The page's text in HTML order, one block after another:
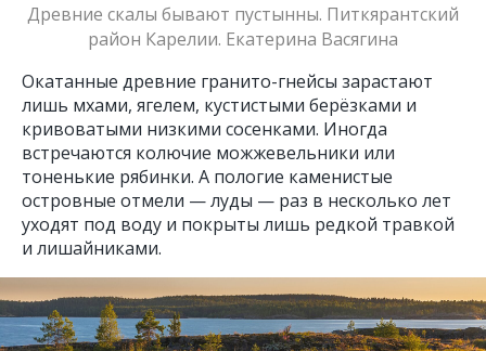
Древние скалы бывают пустынны. Питкярантский
район Карелии. Екатерина Васягина
Окатанные древние гранито-гнейсы зарастают
лишь мхами, ягелем, кустистыми берёзками и
кривоватыми низкими сосенками. Иногда
встречаются колючие можжевельники или
тоненькие рябинки. А пологие каменистые
островные отмели — луды — раз в несколько лет
уходят под воду и покрыты лишь редкой травкой
и лишайниками.